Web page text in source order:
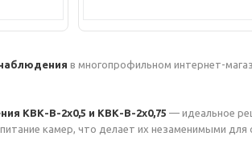
в многопрофильном интернет-
КВК-В-2x0,5 и КВК-В-2x0,75 — идеальное
камер, что делает их незаменимыми для